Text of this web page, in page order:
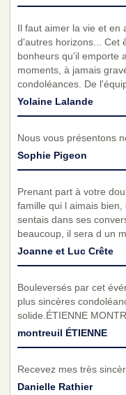
Il faut aimer la vie et en
d'autres horizons... Cet
bonheurs qu'il emporte
moments, à jamais
condoléances. De
Yolaine Lalande
Nous vous présentons
Sophie Pigeon
Prenant part à votre
famille qui l aimais
sentais dans ses
beaucoup, il sera d un
Joanne et Luc Crête
Bouleversés par cet
plus sincères
solide.ÉTIENNE
montreuil ÉTIENNE
Recevez mes très
Danielle Rathier